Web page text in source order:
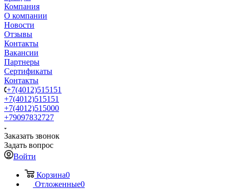
Компания
О компании
Новости
Отзывы
Контакты
Вакансии
Партнеры
Сертификаты
Контакты
+7(4012)515151
+7(4012)515151
+7(4012)515000
+79097832727
Заказать звонок
Задать вопрос
Войти
Корзина0
Отложенные0